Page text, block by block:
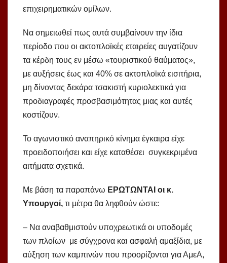
επιχειρηματικών ομίλων.
Να σημειωθεί πως αυτά συμβαίνουν την ίδια
περίοδο που οι ακτοπλοϊκές εταιρείες αυγατίζουν
τα κέρδη τους εν μέσω «τουριστικού θαύματος»,
με αυξήσεις έως και 40% σε ακτοπλοϊκά εισιτήρια,
μη δίνοντας δεκάρα τσακιστή κυριολεκτικά για
προδιαγραφές προσβασιμότητας μιας και αυτές
κοστίζουν.
Το αγωνιστικό αναπηρικό κίνημα έγκαιρα είχε
προειδοποιήσει και είχε καταθέσει συγκεκριμένα
αιτήματα σχετικά.
Με βάση τα παραπάνω ΕΡΩΤΩΝΤΑΙ οι κ.
Υπουργοί, τι μέτρα θα ληφθούν ώστε:
– Να αναβαθμιστούν υποχρεωτικά οι υποδομές
των πλοίων με σύγχρονα και ασφαλή αμαξίδια, με
αύξηση των καμπινών που προορίζονται για ΑμεΑ,